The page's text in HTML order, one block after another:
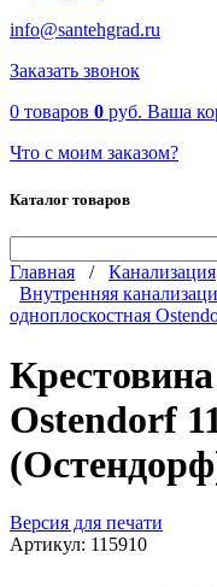
info@santehgrad.ru
Заказать звонок
0 товаров 0 руб. Ваша
Что с моим заказом?
Каталог товаров
Главная / Канализация
Внутренняя
одноплоскостная
Ostendorf
Версия для печати
Артикул: 115910